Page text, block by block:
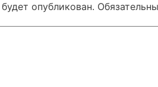
опубликован.